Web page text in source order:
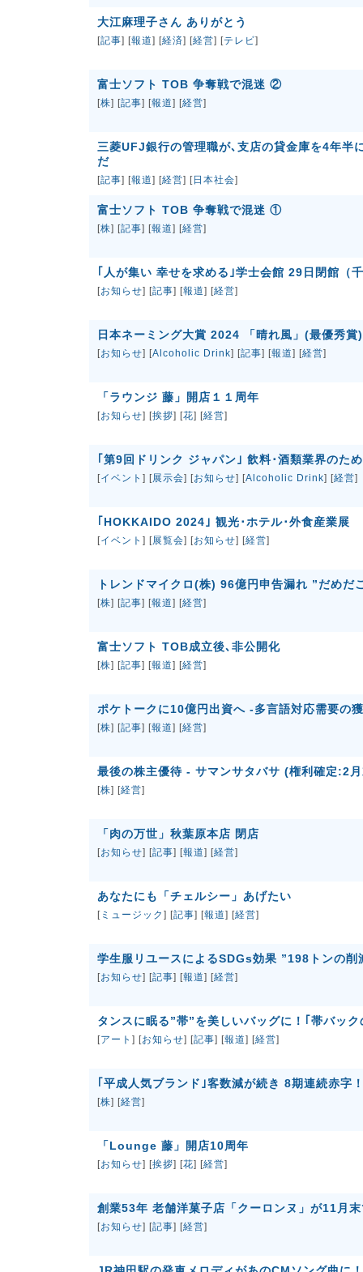
大江麻理子さん ありがとう
[記事] [報道] [経済] [経営] [テレビ]
富士ソフト TOB 争奪戦で混迷 ②
[株] [記事] [報道] [経営]
三菱UFJ銀行の管理職が､支店の貸金庫を4年半
だ
[記事] [報道] [経営] [日本社会]
富士ソフト TOB 争奪戦で混迷 ①
[株] [記事] [報道] [経営]
｢人が集い 幸せを求める｣学士会館 29日閉館（
[お知らせ] [記事] [報道] [経営]
日本ネーミング大賞 2024 「晴れ風」(最優秀賞)
[お知らせ] [Alcoholic Drink] [記事] [報道] [経営]
「ラウンジ 藤」開店１１周年
[お知らせ] [挨拶] [花] [経営]
｢第9回ドリンク ジャパン｣ 飲料･酒類業界のた
[イベント ] [展示会] [お知らせ] [Alcoholic Drink] [経営]
｢HOKKAIDO 2024｣ 観光･ホテル･外食産業展
[イベント ] [展覧会] [お知らせ] [経営]
トレンドマイクロ(株) 96億円申告漏れ ”だめだ
[株] [記事] [報道] [経営]
富士ソフト TOB成立後､非公開化
[株] [記事] [報道] [経営]
ポケトークに10億円出資へ -多言語対応需要の
[株] [記事] [報道] [経営]
最後の株主優待 - サマンサタバサ (権利確定:2
[株] [経営]
「肉の万世」秋葉原本店 閉店
[お知らせ] [記事] [報道] [経営]
あなたにも「チェルシー」あげたい
[ ミュージック ] [記事] [報道] [経営]
学生服リユースによるSDGs効果 ”198トンの削
[お知らせ] [記事] [報道] [経営]
タンスに眠る”帯”を美しいバッグに！｢帯バック
[アート ] [お知らせ] [記事] [報道] [経営]
｢平成人気ブランド｣客数減が続き 8期連続赤字
[株] [経営]
「Lounge 藤」開店10周年
[お知らせ] [挨拶] [花] [経営]
創業53年 老舗洋菓子店「クーロンヌ」が11月
[お知らせ] [記事] [経営]